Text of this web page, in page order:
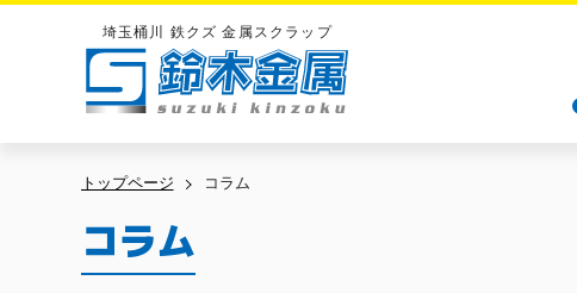
埼玉桶川 鉄クズ 金属スクラップ
トップページ コラム
コラム